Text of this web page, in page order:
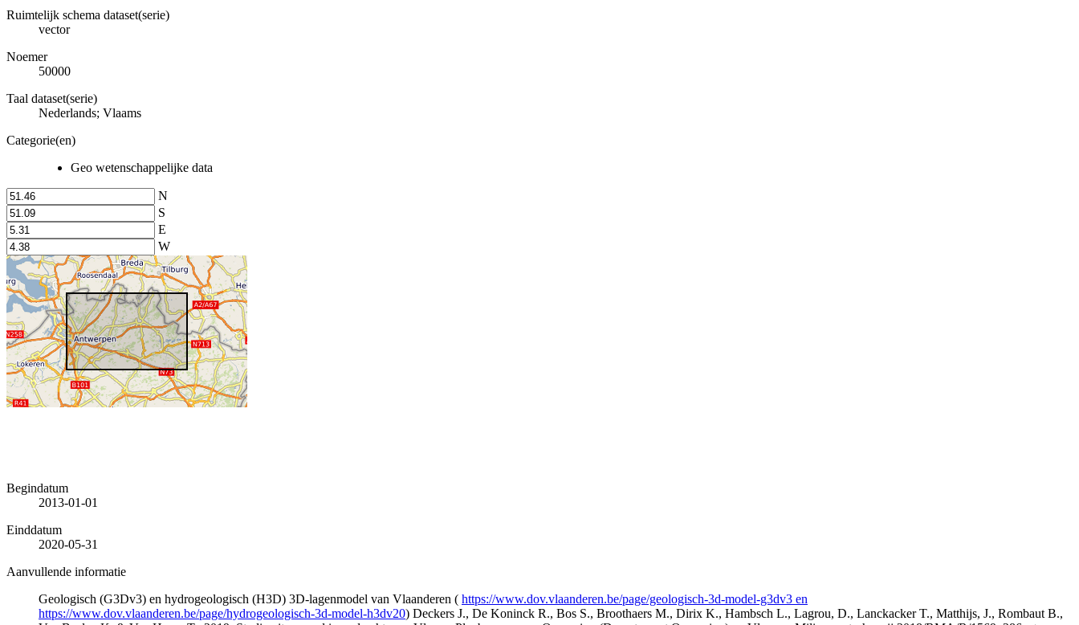
Ruimtelijk schema dataset(serie)
vector
Noemer
50000
Taal dataset(serie)
Nederlands; Vlaams
Categorie(en)
Geo wetenschappelijke data
N
S
E
W
Begindatum
2013-01-01
Einddatum
2020-05-31
Aanvullende informatie
Geologisch (G3Dv3) en hydrogeologisch (H3D) 3D-lagenmodel van Vlaanderen ( https://www.dov.vlaanderen.be/page/geologisch-3d-model-g3dv3 en
https://www.dov.vlaanderen.be/page/hydrogeologisch-3d-model-h3dv20) Deckers J., De Koninck R., Bos S., Broothaers M., Dirix K., Hambsch L., Lagrou, D., Lanckacker T., Matthijs, J., Rombaut B.,